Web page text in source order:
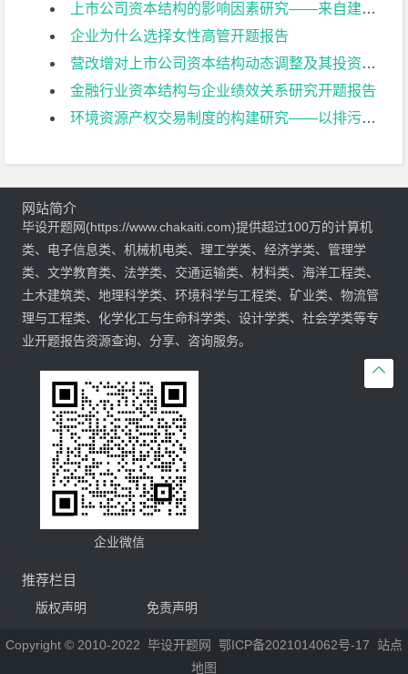
上市公司资本结构的影响因素研究——来自建筑业上市公司的经验证据开题报告
企业为什么选择女性高管开题报告
营改增对上市公司资本结构动态调整及其投资效率影响研究开题报告
金融行业资本结构与企业绩效关系研究开题报告
环境资源产权交易制度的构建研究——以排污权交易为例开题报告

网站简介
毕设开题网(https://www.chakaiti.com)提供超过100万的计算机
类、电子信息类、机械机电类、理工学类、经济学类、管理学
类、文学教育类、法学类、交通运输类、材料类、海洋工程类、
土木建筑类、地理科学类、环境科学与工程类、矿业类、物流管
理与工程类、化学化工与生命科学类、设计学类、社会学类等专
业开题报告资源查询、分享、咨询服务。
企业微信
推荐栏目
版权声明 免责声明
Copyright © 2010-2022 毕设开题网 鄂ICP备2021014062号-17 站点
地图